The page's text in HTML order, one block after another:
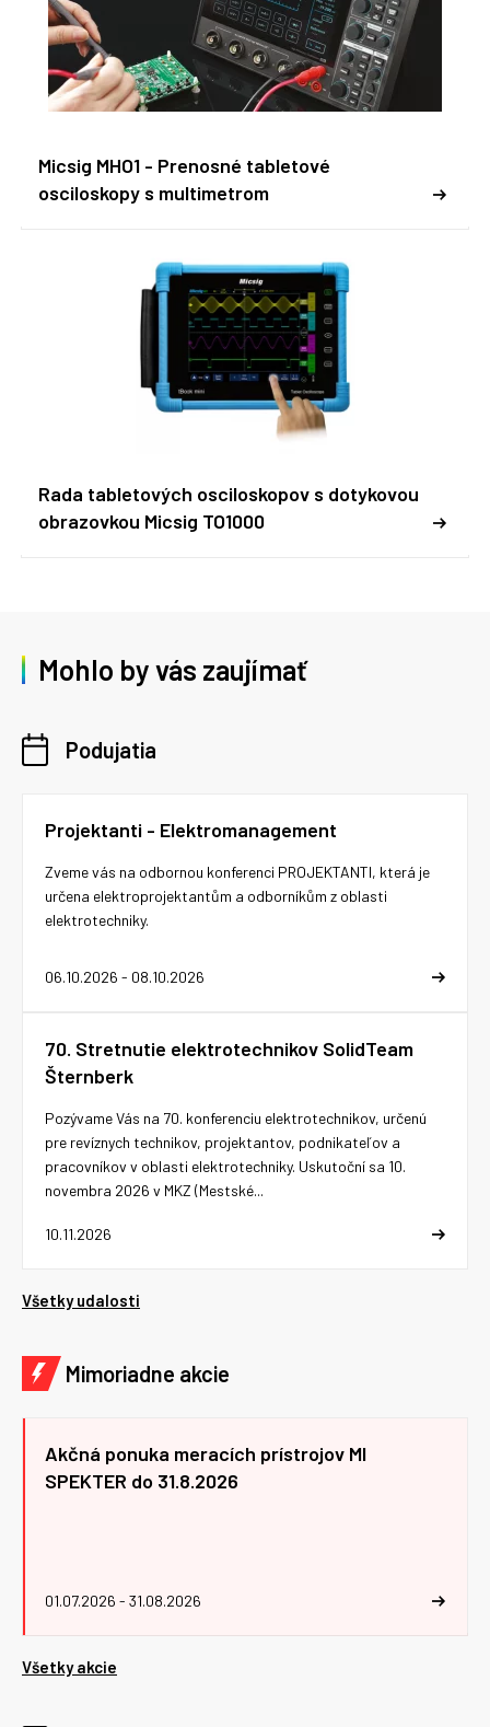
Micsig MHO1 - Prenosné tabletové
osciloskopy s multimetrom
Rada tabletových osciloskopov s dotykovou
obrazovkou Micsig TO1000
Mohlo by vás zaujímať
Podujatia
Projektanti - Elektromanagement
06.10.2026 - 08.10.2026
Zveme vás na odbornou konferenci PROJEKTANTI, která je
určena elektroprojektantům a odborníkům z oblasti
elektrotechniky.
70. Stretnutie elektrotechnikov SolidTeam
Šternberk
10.11.2026
Pozývame Vás na 70. konferenciu elektrotechnikov, určenú
pre revíznych technikov, projektantov, podnikateľov a
pracovníkov v oblasti elektrotechniky. Uskutoční sa 10.
novembra 2026 v MKZ (Mestské...
Všetky udalosti
Mimoriadne akcie
Akčná ponuka meracích prístrojov MI
SPEKTER do 31.8.2026
01.07.2026 - 31.08.2026
Všetky akcie